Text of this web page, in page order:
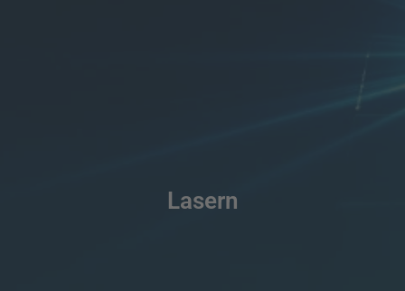
Lasern
LÖSUNGEN ANSEHEN